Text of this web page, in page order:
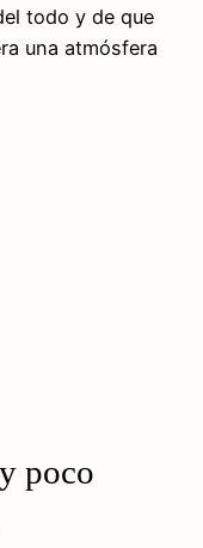
todo y de que
una atmósfera
poco